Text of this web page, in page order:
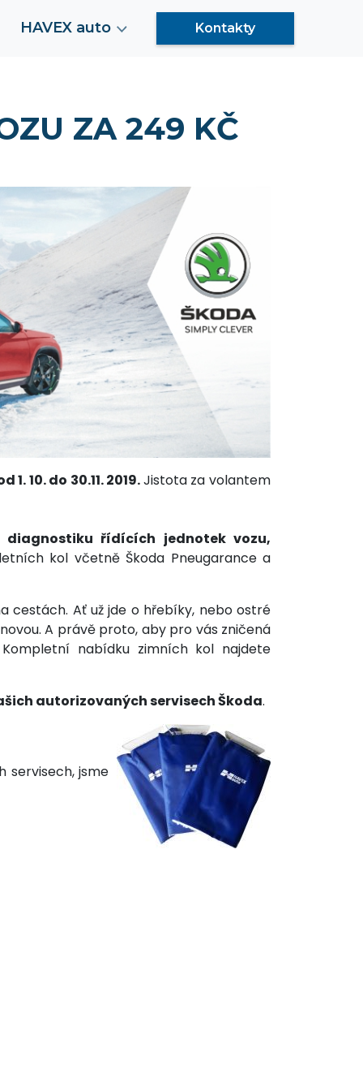
HAVEX auto Kontakty
ZA 249 KČ
1. 10. do 30.11. 2019.Jistota za volantem
řídících jednotek vozu,
kol včetně Škoda Pneugarance a
cestách. Ať už jde o hřebíky, nebo ostré
A právě proto, aby pro vás zničená
nabídku zimních kol najdete
autorizovaných servisech Škoda.
servisech, jsme